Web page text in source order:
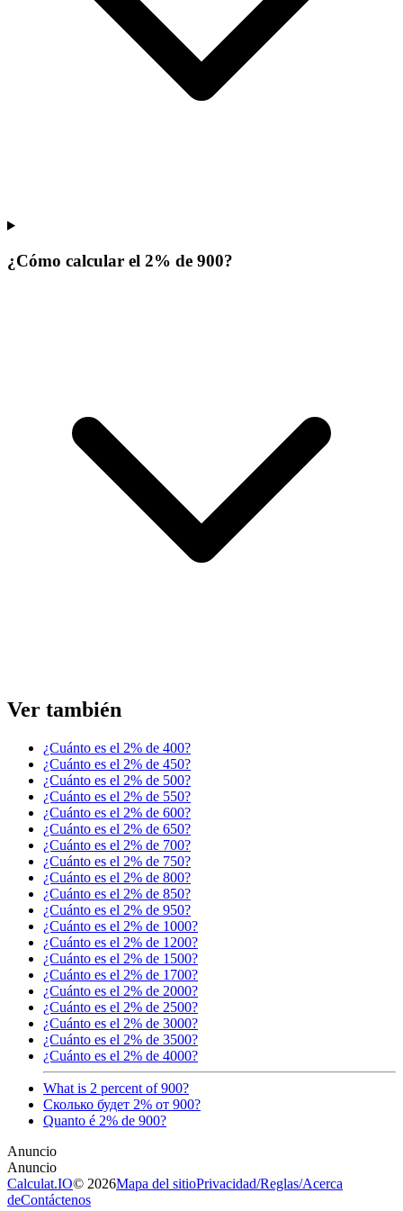
¿Cómo calcular el 2% de 900?
Ver también
¿Cuánto es el 2% de 400?
¿Cuánto es el 2% de 450?
¿Cuánto es el 2% de 500?
¿Cuánto es el 2% de 550?
¿Cuánto es el 2% de 600?
¿Cuánto es el 2% de 650?
¿Cuánto es el 2% de 700?
¿Cuánto es el 2% de 750?
¿Cuánto es el 2% de 800?
¿Cuánto es el 2% de 850?
¿Cuánto es el 2% de 950?
¿Cuánto es el 2% de 1000?
¿Cuánto es el 2% de 1200?
¿Cuánto es el 2% de 1500?
¿Cuánto es el 2% de 1700?
¿Cuánto es el 2% de 2000?
¿Cuánto es el 2% de 2500?
¿Cuánto es el 2% de 3000?
¿Cuánto es el 2% de 3500?
¿Cuánto es el 2% de 4000?
What is 2 percent of 900?
Сколько будет 2% от 900?
Quanto é 2% de 900?
Calculat.IO© 2026Mapa del sitioPrivacidad/Reglas/Acerca
deContáctenos